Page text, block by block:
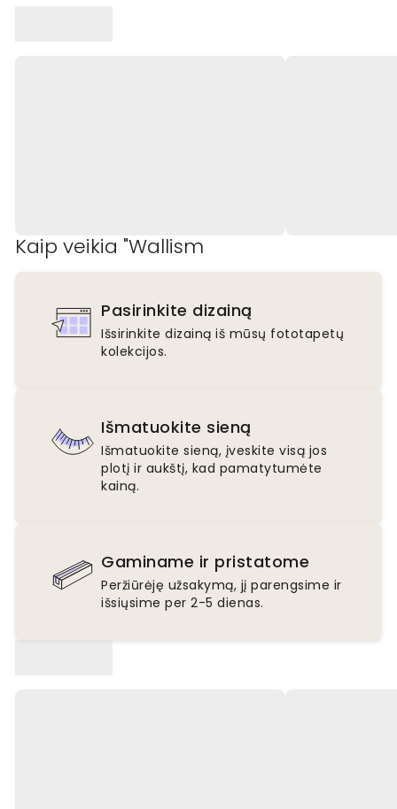
Kaip veikia "Wallism
Pasirinkite dizainą
Išsirinkite dizainą iš mūsų fototapetų
kolekcijos.
Išmatuokite sieną
Išmatuokite sieną, įveskite visą jos
plotį ir aukštį, kad pamatytumėte
kainą.
Gaminame ir pristatome
Peržiūrėję užsakymą, jį parengsime ir
išsiųsime per 2-5 dienas.